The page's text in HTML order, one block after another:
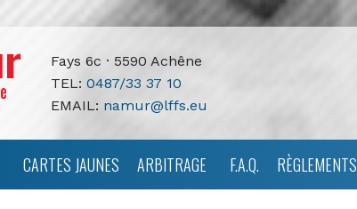
Fays 6c · 5590 Achêne
TEL: 0487/33 37 10
EMAIL: namur@lffs.eu
CARTES JAUNES ARBITRAGE F.A.Q. RÈGLEMENTS